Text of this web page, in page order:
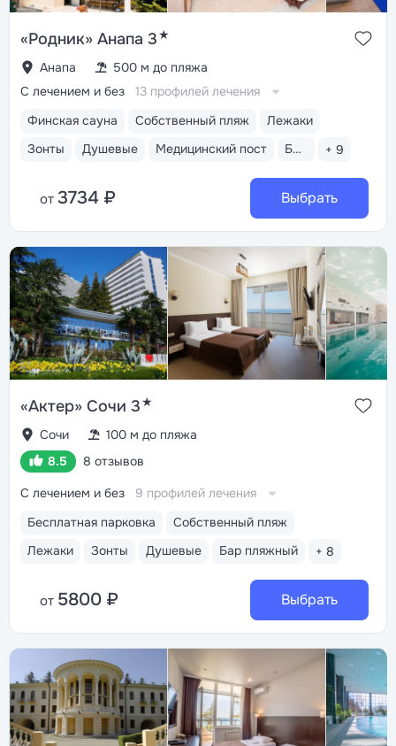
«Родник» Анапа 3★
Анапа 500 м до пляжа
Финская сауна Собственный пляж
Лежаки
Зонты
Душевые Медицинский пост Бассейн открытый + 9
С лечением и без 13 профилей лечения
от 3734 ₽ Выбрать
«Актер» Сочи 3★
Сочи
100 м до пляжа
8.5
8 отзывов
Бесплатная парковка
Собственный пляж
Лежаки
Зонты Душевые Бар пляжный + 8
С лечением и без 9 профилей лечения
от 5800 ₽ Выбрать